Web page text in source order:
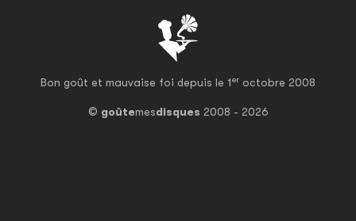
Bon goût et mauvaise foi depuis le 1er octobre 2008
© goûtemesdisques 2008 - 2026